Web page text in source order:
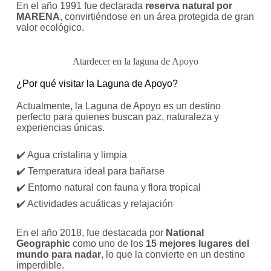
En el año 1991 fue declarada reserva natural por
MARENA, convirtiéndose en un área protegida de gran
valor ecológico.
Atardecer en la laguna de Apoyo
¿Por qué visitar la Laguna de Apoyo?
Actualmente, la Laguna de Apoyo es un destino
perfecto para quienes buscan paz, naturaleza y
experiencias únicas.
✔️ Agua cristalina y limpia
✔️ Temperatura ideal para bañarse
✔️ Entorno natural con fauna y flora tropical
✔️ Actividades acuáticas y relajación
En el año 2018, fue destacada por National
Geographiccomo uno de los 15 mejores lugares del
mundo para nadar, lo que la convierte en un destino
imperdible.